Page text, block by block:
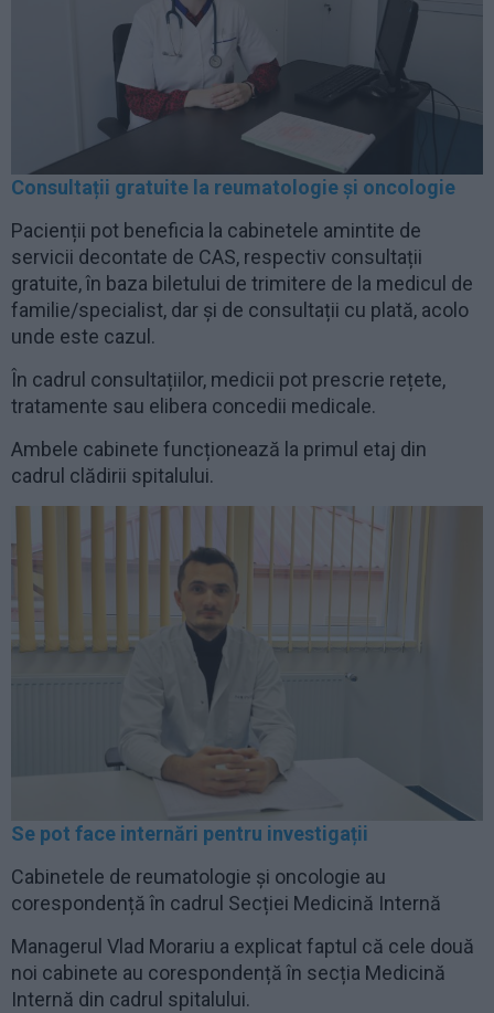
Consultații gratuite la reumatologie și oncologie
Pacienții pot beneficia la cabinetele amintite de
servicii decontate de CAS, respectiv consultații
gratuite, în baza biletului de trimitere de la medicul de
familie/specialist, dar și de consultații cu plată, acolo
unde este cazul.
În cadrul consultațiilor, medicii pot prescrie rețete,
tratamente sau elibera concedii medicale.
Ambele cabinete funcționează la primul etaj din
cadrul clădirii spitalului.
Se pot face internări pentru investigații
Cabinetele de reumatologie și oncologie au
corespondență în cadrul Secției Medicină Internă
Managerul Vlad Morariu a explicat faptul că cele două
noi cabinete au corespondență în secția Medicină
Internă din cadrul spitalului.